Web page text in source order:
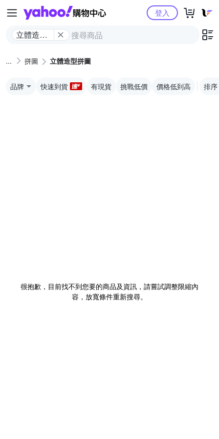
Yahoo購物中心
立體造型
登入
拼圖 立體造型拼圖
品牌 快速到貨 有現貨 挑戰低價 價格低到高 排序
很抱歉，目前找不到您要的商品及資訊，請嘗試調整限縮內
容，放寬條件重新搜尋。